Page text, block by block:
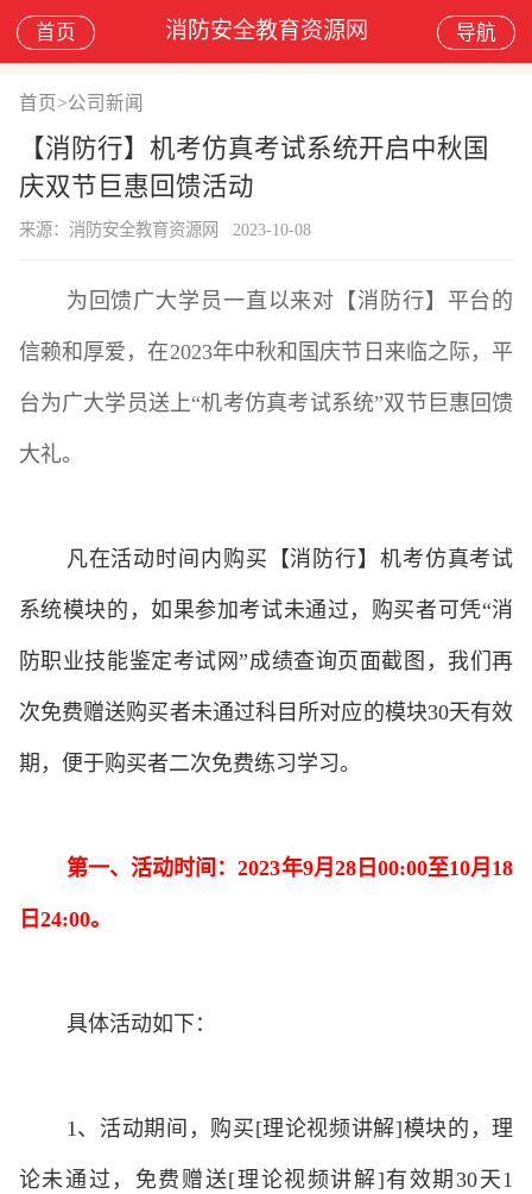
首页 消防安全教育资源网 导航
首页 >公司新闻
【消防行】机考仿真考试系统开启中秋国
庆双节巨惠回馈活动
来源：消防安全教育资源网 2023-10-08
为回馈广大学员一直以来对【消防行】平台的
信赖和厚爱，在2023年中秋和国庆节日来临之际，平
台为广大学员送上“机考仿真考试系统”双节巨惠回馈
大礼。
凡在活动时间内购买【消防行】机考仿真考试
系统模块的，如果参加考试未通过，购买者可凭“消
防职业技能鉴定考试网”成绩查询页面截图，我们再
次免费赠送购买者未通过科目所对应的模块30天有效
期，便于购买者二次免费练习学习。
第一、活动时间：2023年9月 28日 00:00至10月 18
日 24:00。
具体活动如下：
1、 活动期间，购买[理论视频讲解]模块的，理
论未通过，免费赠送[理论视频讲解]有效期30天1